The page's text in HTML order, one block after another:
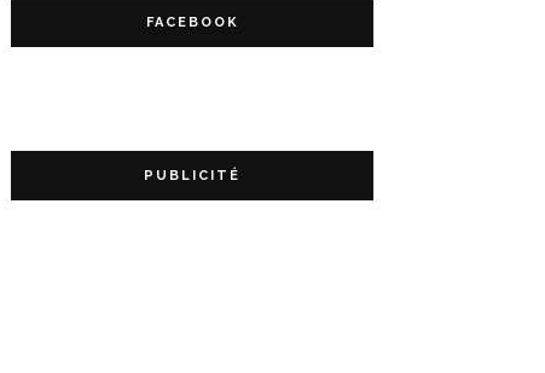
FACEBOOK
PUBLICITÉ